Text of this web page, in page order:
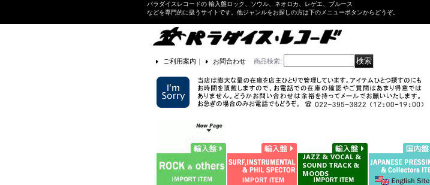
パラダイスレコードの 輸入盤ロック、ソウル、ネオロカ、レゲエ、ブルース
などを専門的に扱うサイトです。他ジャンルをお探しの方は下のメニューボタンからどうぞ。
ご利用案内 ｜ お問合わせ 商品検索: